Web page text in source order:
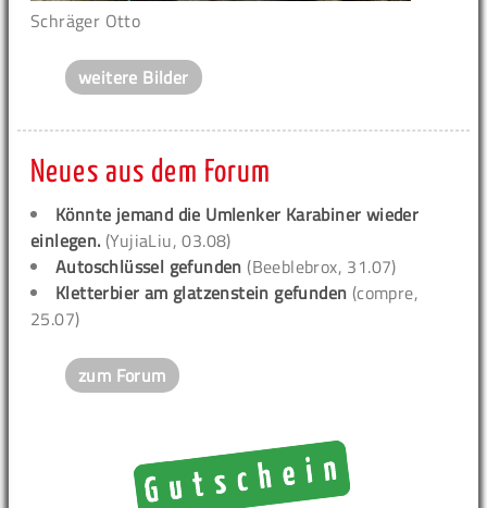
Schräger Otto
weitere Bilder
Neues aus dem Forum
Könnte jemand die Umlenker Karabiner wieder
einlegen. (YujiaLiu, 03.08)
Autoschlüssel gefunden (Beeblebrox, 31.07)
Kletterbier am glatzenstein gefunden (compre,
25.07)
zum Forum